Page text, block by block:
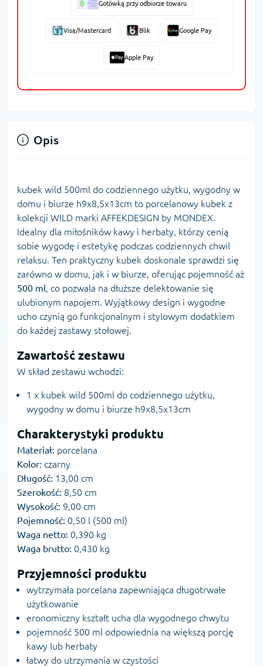
Gotówką przy odbiorze towaru
Visa/Mastercard Blik Google Pay
Apple Pay
Opis
kubek wild 500ml do codziennego użytku, wygodny w
domu i biurze h9x8,5x13cm to porcelanowy kubek z
kolekcji WILD marki AFFEKDESIGN by MONDEX.
Idealny dla miłośników kawy i herbaty, którzy cenią
sobie wygodę i estetykę podczas codziennych chwil
relaksu. Ten praktyczny kubek doskonale sprawdzi się
zarówno w domu, jak i w biurze, oferując pojemność aż
500 ml, co pozwala na dłuższe delektowanie się
ulubionym napojem. Wyjątkowy design i wygodne
ucho czynią go funkcjonalnym i stylowym dodatkiem
do każdej zastawy stołowej.
Zawartość zestawu
W skład zestawu wchodzi:
1 x kubek wild 500ml do codziennego użytku,
wygodny w domu i biurze h9x8,5x13cm
Charakterystyki produktu
Materiał: porcelana
Kolor: czarny
Długość: 13,00 cm
Szerokość: 8,50 cm
Wysokość: 9,00 cm
Pojemność: 0,50 l (500 ml)
Waga netto: 0,390 kg
Waga brutto: 0,430 kg
Przyjemności produktu
wytrzymała porcelana zapewniająca długotrwałe
użytkowanie
eronomiczny kształt ucha dla wygodnego chwytu
pojemność 500 ml odpowiednia na większą porcję
kawy lub herbaty
łatwy do utrzymania w czystości